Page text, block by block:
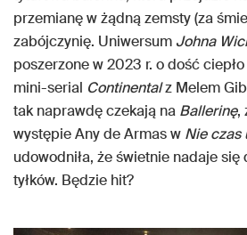
przemianę w żądną zemsty (za
zabójczynię. Uniwersum Johna
poszerzone w 2023 r. o dość
mini-serial Continentalz Melem
tak naprawdę czekają na Ballerinę,
występie Any de Armas w Nie czas
udowodniła, że świetnie nadaje się
tyłków. Będzie hit?